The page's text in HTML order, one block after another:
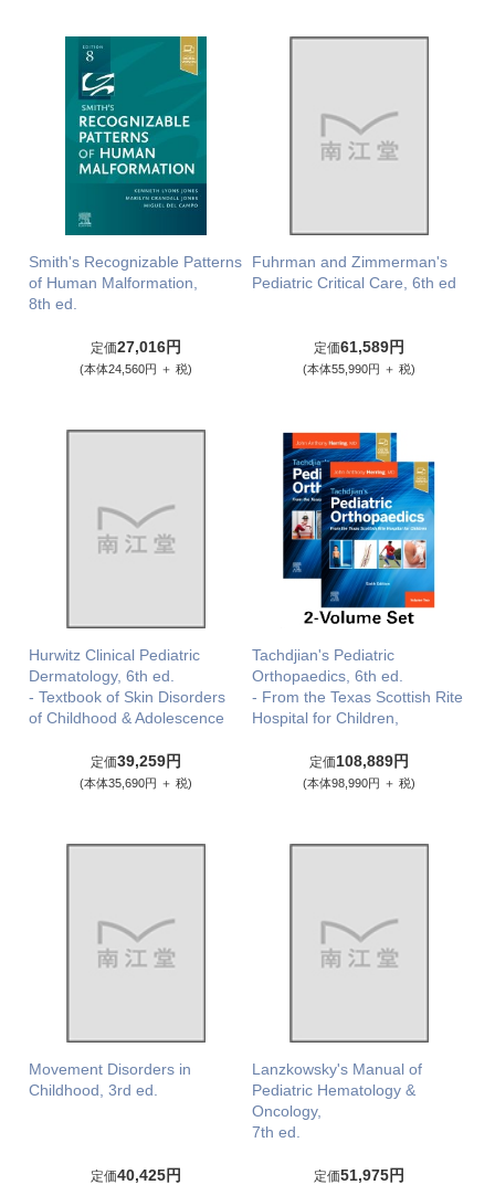
Smith's Recognizable Patterns
of Human Malformation,
8th ed.
定価27,016円
(本体24,560円 ＋ 税)
Fuhrman and Zimmerman's
Pediatric Critical Care, 6th ed
定価61,589円
(本体55,990円 ＋ 税)
Hurwitz Clinical Pediatric
Dermatology, 6th ed.
- Textbook of Skin Disorders
of Childhood & Adolescence
定価39,259円
(本体35,690円 ＋ 税)
Tachdjian's Pediatric
Orthopaedics, 6th ed.
- From the Texas Scottish Rite
Hospital for Children,
定価108,889円
(本体98,990円 ＋ 税)
Movement Disorders in
Childhood, 3rd ed.
定価40,425円
Lanzkowsky's Manual of
Pediatric Hematology &
Oncology,
7th ed.
定価51,975円